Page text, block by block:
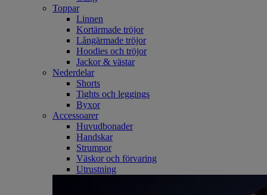
Toppar
Linnen
Kortärmade tröjor
Långärmade tröjor
Hoodies och tröjor
Jackor & västar
Nederdelar
Shorts
Tights och leggings
Byxor
Accessoarer
Huvudbonader
Handskar
Strumpor
Väskor och förvaring
Utrustning